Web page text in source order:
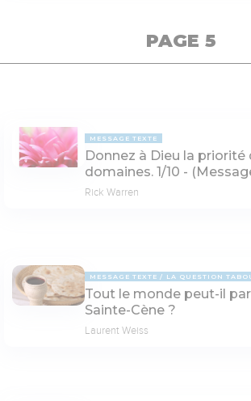
PAGE 5
MESSAGE TEXTE
Donnez à Dieu la priorité
domaines. 1/10 -
Rick Warren
MESSAGE TEXTE LA QUESTION
Tout le monde peut-il
Sainte-Cène ?
Laurent Weiss